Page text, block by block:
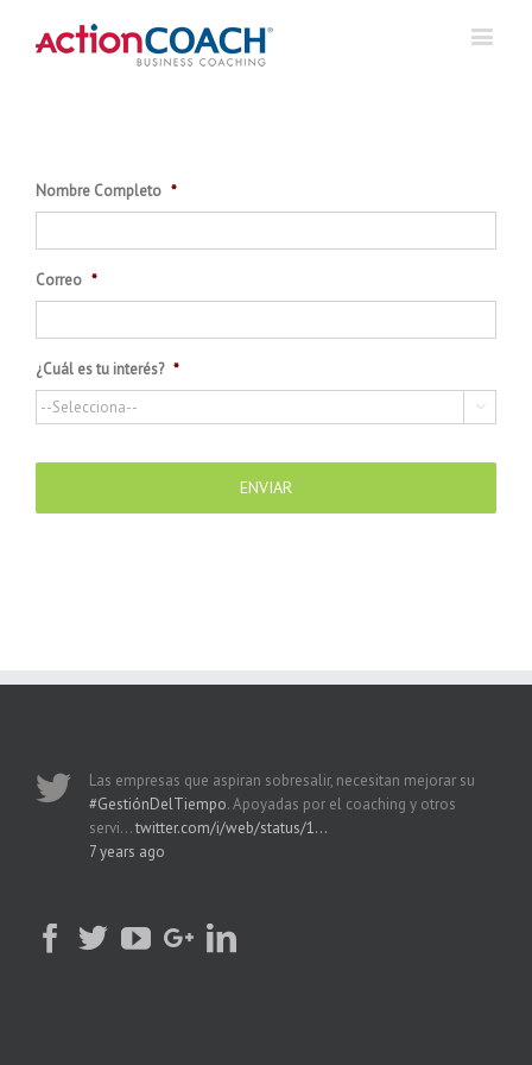
Nombre Completo *
Correo *
¿Cuál es tu interés? *

Las empresas que aspiran sobresalir, necesitan mejorar su
#GestiónDelTiempo. Apoyadas por el coaching y otros
servi…twitter.com/i/web/status/1…
7 years ago